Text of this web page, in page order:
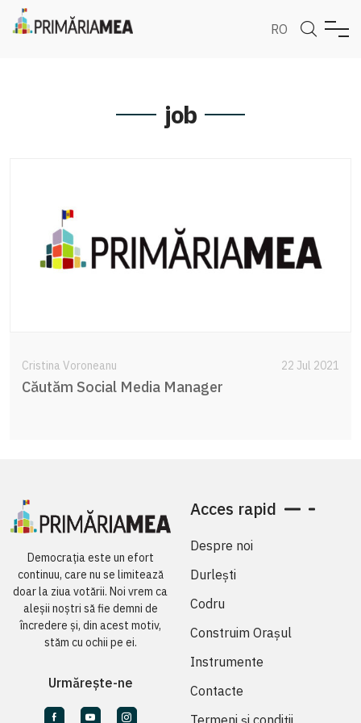
RO
job
Cristina Voroneanu 22 Jul 2021
Căutăm Social Media Manager
Democrația este un efort
continuu, care nu se limitează
doar la ziua votării. Noi vrem ca
aleșii noștri să fie demni de
încredere și, din acest motiv,
stăm cu ochii pe ei.
Urmărește-ne
Acces rapid
Despre noi
Durlești
Codru
Construim Orașul
Instrumente
Contacte
Termeni și condiții